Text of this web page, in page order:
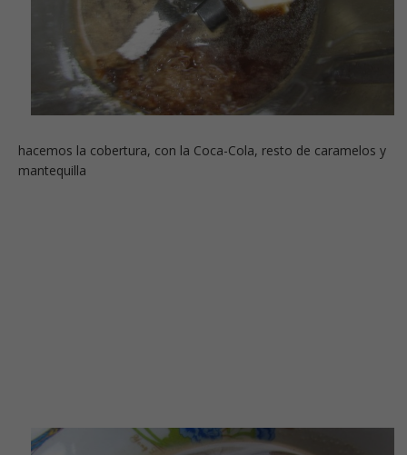
hacemos la cobertura, con la Coca-Cola, resto de caramelos y
mantequilla